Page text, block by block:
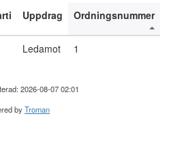
Uppdrag Ordningsnummer
Ledamot 1
2026-08-07 02:01
byTroman